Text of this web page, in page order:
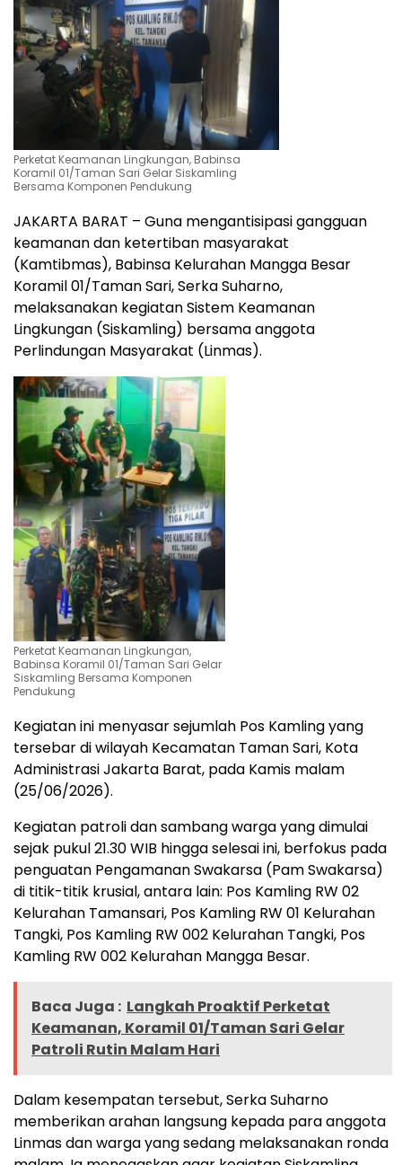
Perketat Keamanan Lingkungan, Babinsa
Koramil 01/Taman Sari Gelar Siskamling
Bersama Komponen Pendukung
JAKARTA BARAT – Guna mengantisipasi gangguan
keamanan dan ketertiban masyarakat
(Kamtibmas), Babinsa Kelurahan Mangga Besar
Koramil 01/Taman Sari, Serka Suharno,
melaksanakan kegiatan Sistem Keamanan
Lingkungan (Siskamling) bersama anggota
Perlindungan Masyarakat (Linmas).
Perketat Keamanan Lingkungan,
Babinsa Koramil 01/Taman Sari Gelar
Siskamling Bersama Komponen
Pendukung
Kegiatan ini menyasar sejumlah Pos Kamling yang
tersebar di wilayah Kecamatan Taman Sari, Kota
Administrasi Jakarta Barat, pada Kamis malam
(25/06/2026).
​Kegiatan patroli dan sambang warga yang dimulai
sejak pukul 21.30 WIB hingga selesai ini, berfokus pada
penguatan Pengamanan Swakarsa (Pam Swakarsa)
di titik-titik krusial, antara lain: Pos Kamling RW 02
Kelurahan Tamansari, Pos Kamling RW 01 Kelurahan
Tangki, Pos Kamling RW 002 Kelurahan Tangki, ​Pos
Kamling RW 002 Kelurahan Mangga Besar.
Baca Juga : Langkah Proaktif Perketat
Keamanan, Koramil 01/Taman Sari Gelar
Patroli Rutin Malam Hari
​Dalam kesempatan tersebut, Serka Suharno
memberikan arahan langsung kepada para anggota
Linmas dan warga yang sedang melaksanakan ronda